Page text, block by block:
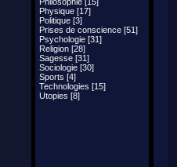
Physique [17]
Politique [3]
Prises de conscience [51]
Psychologie [31]
Religion [28]
Sagesse [31]
Sociologie [30]
Sports [4]
Technologies [15]
Utopies [8]